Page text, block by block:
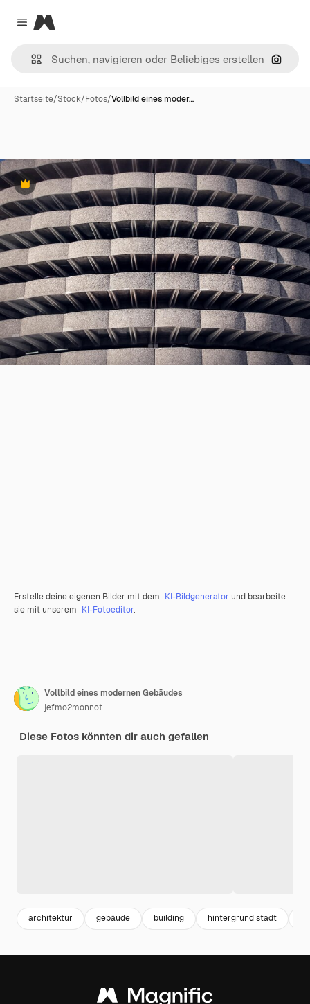
Close menu
Magnific
Nach
Startseite/Stock/Fotos/Vollbild eines moder…
Premium
Erstelle deine eigenen Bilder mit dem KI-Bildgenerator und bearbeite
sie mit unserem KI-Fotoeditor.
Vollbild eines modernen Gebäudes
jefmo2monnot
Diese Fotos könnten dir auch gefallen
architektur gebäude building hintergrund stadt